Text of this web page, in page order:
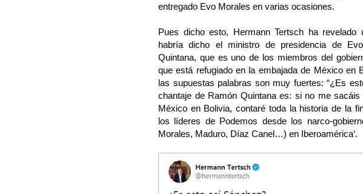
entregado Evo Morales en varias ocasiones.
Pues dicho esto, Hermann Tertsch ha revelado
habría dicho el ministro de presidencia de
Quintana, que es uno de los miembros del
que está refugiado en la embajada de México en
las supuestas palabras son muy fuertes: “¿Es
chantaje de Ramón Quintana es: si no me sacáis
México en Bolivia, contaré toda la historia de la
los líderes de Podemos desde los narco-
Morales, Maduro, Díaz Canel…) en Iberoamérica‘.